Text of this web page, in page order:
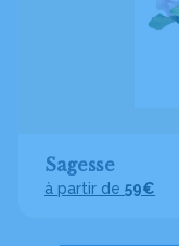
Sagesse
à partir de 59€